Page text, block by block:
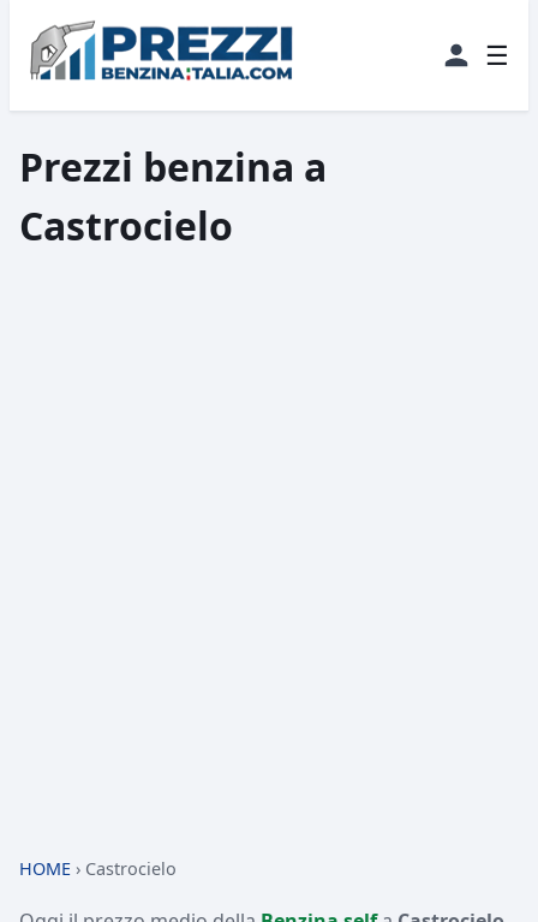
☰
Prezzi benzina a
Castrocielo
HOME › Castrocielo